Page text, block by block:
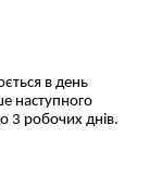
в день
наступного
3 робочих днів.